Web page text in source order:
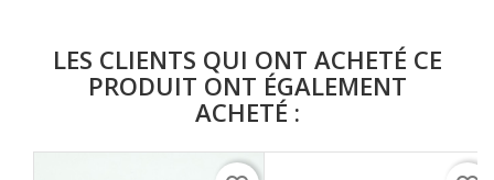
LES CLIENTS QUI ONT ACHETÉ CE
PRODUIT ONT ÉGALEMENT
ACHETÉ :